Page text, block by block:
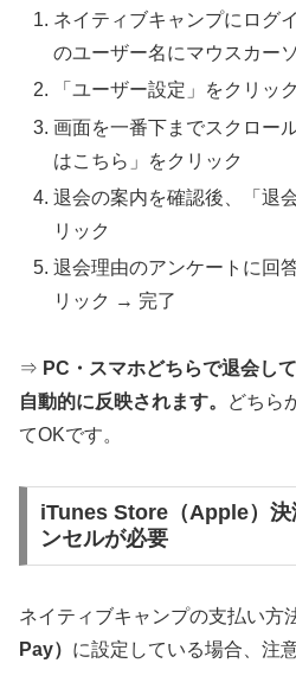
ネイティブキャンプにログ
のユーザー名にマウスカー
「ユーザー設定」をクリック
画面を一番下までスクロー
はこちら」をクリック
退会の案内を確認後、「退
リック
退会理由のアンケートに回
リック → 完了
⇒ PC・スマホどちらで退会し
自動的に反映されます。
どちら
てOKです。
iTunes Store（Apple）決
ンセルが必要
ネイティブキャンプの支払い方
Pay） に設定している場合、注